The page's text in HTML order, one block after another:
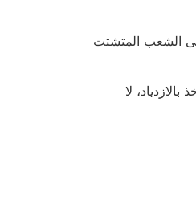
إلى الشعب المتشتت
لا